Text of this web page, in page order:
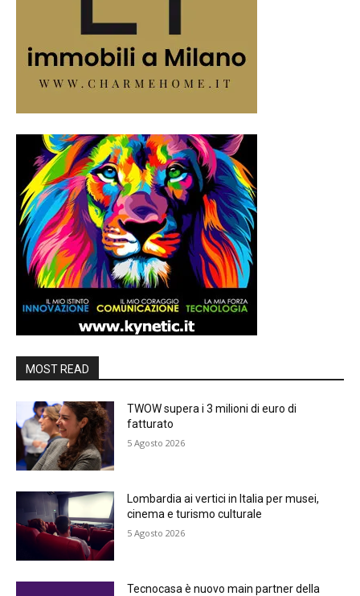
MOST READ
TWOW supera i 3 milioni di euro di
fatturato
5 Agosto 2026
Lombardia ai vertici in Italia per musei,
cinema e turismo culturale
5 Agosto 2026
Tecnocasa è nuovo main partner della